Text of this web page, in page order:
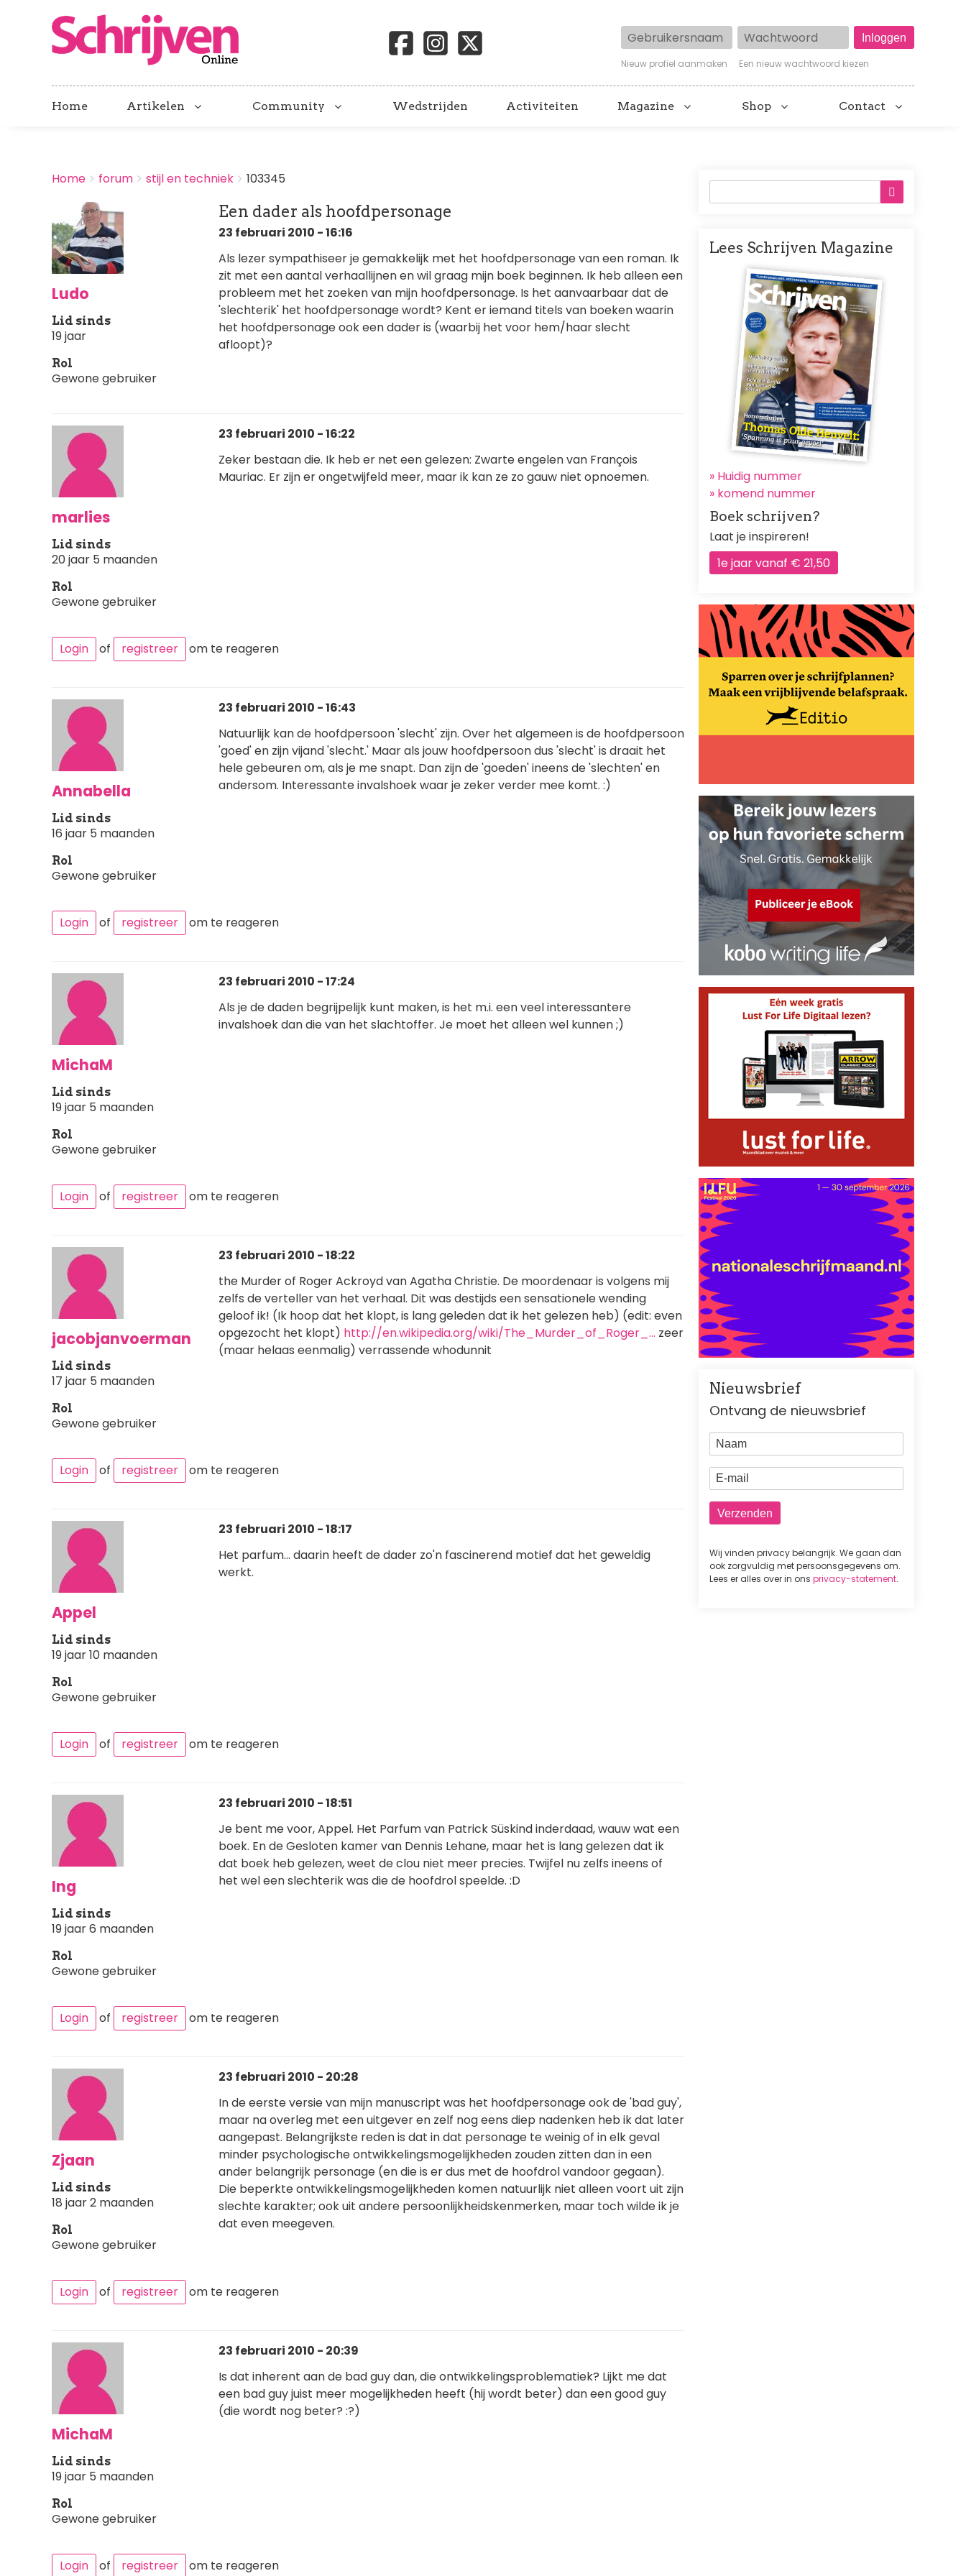
Gebruikersnaam Wachtwoord
Nieuw profiel aanmaken Een nieuw wachtwoord kiezen
Home Artikelen Community Wedstrijden Activiteiten Magazine Shop Contact
BREADCRUMBS
You
Home forum stijl en techniek 103345
Ludo
Lid sinds
19 jaar
Rol
Gewone gebruiker
Een dader als hoofdpersonage
23 februari 2010 - 16:16
Als lezer sympathiseer je gemakkelijk met het hoofdpersonage van een roman. Ik
zit met een aantal verhaallijnen en wil graag mijn boek beginnen. Ik heb alleen een
probleem met het zoeken van mijn hoofdpersonage. Is het aanvaarbaar dat de
'slechterik' het hoofdpersonage wordt? Kent er iemand titels van boeken waarin
het hoofdpersonage ook een dader is (waarbij het voor hem/haar slecht
afloopt)?
marlies
Lid sinds
20 jaar 5 maanden
Rol
Gewone gebruiker
23 februari 2010 - 16:22
Zeker bestaan die. Ik heb er net een gelezen: Zwarte engelen van François
Mauriac. Er zijn er ongetwijfeld meer, maar ik kan ze zo gauw niet opnoemen.
Login of registreer om te reageren
Annabella
Lid sinds
16 jaar 5 maanden
Rol
Gewone gebruiker
23 februari 2010 - 16:43
Natuurlijk kan de hoofdpersoon 'slecht' zijn. Over het algemeen is de hoofdpersoon
'goed' en zijn vijand 'slecht.' Maar als jouw hoofdpersoon dus 'slecht' is draait het
hele gebeuren om, als je me snapt. Dan zijn de 'goeden' ineens de 'slechten' en
andersom. Interessante invalshoek waar je zeker verder mee komt. :)
Login of registreer om te reageren
MichaM
Lid sinds
19 jaar 5 maanden
Rol
Gewone gebruiker
23 februari 2010 - 17:24
Als je de daden begrijpelijk kunt maken, is het m.i. een veel interessantere
invalshoek dan die van het slachtoffer. Je moet het alleen wel kunnen ;)
Login of registreer om te reageren
jacobjanvoerman
Lid sinds
17 jaar 5 maanden
Rol
Gewone gebruiker
23 februari 2010 - 18:22
the Murder of Roger Ackroyd van Agatha Christie. De moordenaar is volgens mij
zelfs de verteller van het verhaal. Dit was destijds een sensationele wending
geloof ik! (Ik hoop dat het klopt, is lang geleden dat ik het gelezen heb) (edit: even
opgezocht het klopt) http://en.wikipedia.org/wiki/The_Murder_of_Roger_… zeer
(maar helaas eenmalig) verrassende whodunnit
Login of registreer om te reageren
Appel
Lid sinds
19 jaar 10 maanden
Rol
Gewone gebruiker
23 februari 2010 - 18:17
Het parfum... daarin heeft de dader zo'n fascinerend motief dat het geweldig
werkt.
Login of registreer om te reageren
Ing
Lid sinds
19 jaar 6 maanden
Rol
Gewone gebruiker
23 februari 2010 - 18:51
Je bent me voor, Appel. Het Parfum van Patrick Süskind inderdaad, wauw wat een
boek. En de Gesloten kamer van Dennis Lehane, maar het is lang gelezen dat ik
dat boek heb gelezen, weet de clou niet meer precies. Twijfel nu zelfs ineens of
het wel een slechterik was die de hoofdrol speelde. :D
Login of registreer om te reageren
Zjaan
Lid sinds
18 jaar 2 maanden
Rol
Gewone gebruiker
23 februari 2010 - 20:28
In de eerste versie van mijn manuscript was het hoofdpersonage ook de 'bad guy',
maar na overleg met een uitgever en zelf nog eens diep nadenken heb ik dat later
aangepast. Belangrijkste reden is dat in dat personage te weinig of in elk geval
minder psychologische ontwikkelingsmogelijkheden zouden zitten dan in een
ander belangrijk personage (en die is er dus met de hoofdrol vandoor gegaan).
Die beperkte ontwikkelingsmogelijkheden komen natuurlijk niet alleen voort uit zijn
slechte karakter; ook uit andere persoonlijkheidskenmerken, maar toch wilde ik je
dat even meegeven.
Login of registreer om te reageren
MichaM
Lid sinds
19 jaar 5 maanden
Rol
Gewone gebruiker
23 februari 2010 - 20:39
Is dat inherent aan de bad guy dan, die ontwikkelingsproblematiek? Lijkt me dat
een bad guy juist meer mogelijkheden heeft (hij wordt beter) dan een good guy
(die wordt nog beter? :?)
Login of registreer om te reageren
Lees Schrijven Magazine
Afbeelding
» Huidig nummer
» komend nummer
Boek schrijven?
Laat je inspireren!
1e jaar vanaf € 21,50
Nieuwsbrief
Ontvang de nieuwsbrief
Naam
E-mail
Wij vinden privacy belangrijk. We gaan dan
ook zorgvuldig met persoonsgegevens om.
Lees er alles over in ons privacy-statement.